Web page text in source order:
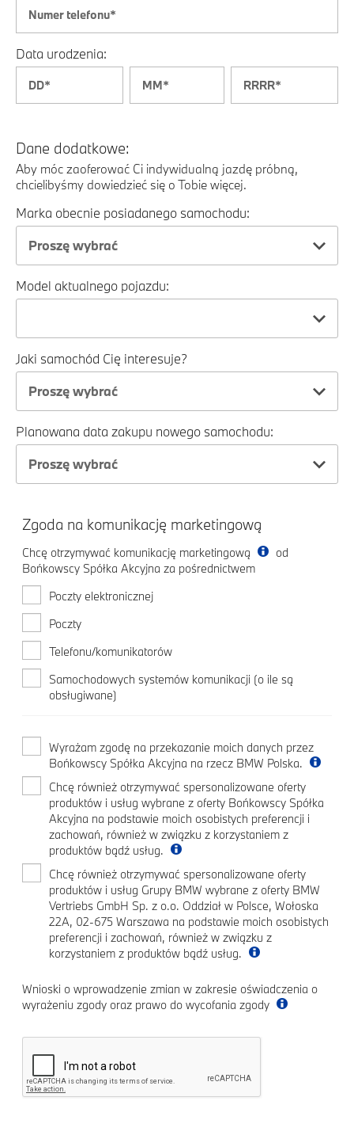
Data urodzenia:
Dane dodatkowe:
Aby móc zaoferować Ci indywidualną jazdę próbną,
chcielibyśmy dowiedzieć się o Tobie więcej.
Marka obecnie posiadanego samochodu:
Proszę wybrać
Model aktualnego pojazdu:
Jaki samochód Cię interesuje?
Proszę wybrać
Planowana data zakupu nowego samochodu:
Proszę wybrać
Zgoda na komunikację marketingową
Chcę otrzymywać komunikację marketingową
od
Bońkowscy Spółka Akcyjna za pośrednictwem
Poczty elektronicznej
Poczty
Telefonu/komunikatorów
Samochodowych systemów komunikacji (o ile są
obsługiwane)
Wyrażam zgodę na przekazanie moich danych przez
Bońkowscy Spółka Akcyjna na rzecz BMW Polska.
Chcę również otrzymywać spersonalizowane oferty
produktów i usług wybrane z oferty Bońkowscy Spółka
Akcyjna na podstawie moich osobistych preferencji i
zachowań, również w związku z korzystaniem z
produktów bądź usług.
Chcę również otrzymywać spersonalizowane oferty
produktów i usług Grupy BMW wybrane z oferty BMW
Vertriebs GmbH Sp. z o.o. Oddział w Polsce, Wołoska
22A, 02-675 Warszawa na podstawie moich osobistych
preferencji i zachowań, również w związku z
korzystaniem z produktów bądź usług.
Wnioski o wprowadzenie zmian w zakresie oświadczenia o
wyrażeniu zgody oraz prawo do wycofania zgody